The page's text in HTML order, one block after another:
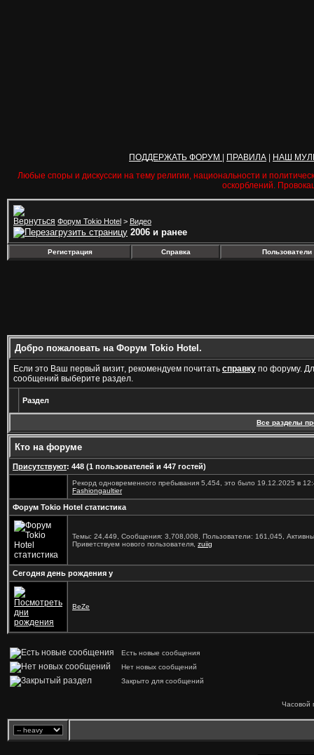
ПОДДЕРЖАТЬ ФОРУМ ПРАВИЛА
НАШ
Любые споры и дискуссии на тему религии, национальности и
оскорблений.
Форум Tokio Hotel > Видео
2006 и ранее
Регистрация Справка Пользователи
Добро пожаловать на Форум Tokio Hotel.
Если это Ваш первый визит, рекомендуем почитать справку по форуму.
сообщений выберите раздел.
Раздел
Все разделы
Кто на форуме
Присутствуют: 448 (1 пользователей и 447 гостей)
Рекорд одновременного пребывания 5,454, это было 19.12.2025 в
Fashiongaultier
Форум Tokio Hotel статистика
Темы: 24,449, Сообщения: 3,708,008, Пользователи: 161,045,
Приветствуем нового пользователя, zuiig
Сегодня день рождения у
BeZe
Есть новые сообщения
Нет новых сообщений
Закрыто для сообщений
Часовой